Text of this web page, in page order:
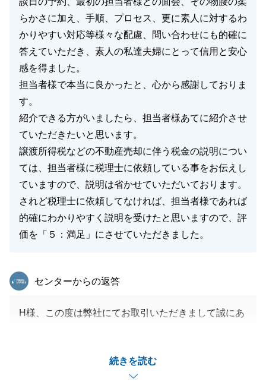
らかさに加え、手順、プロセス、更に素人に対するわ
かりやすい対応等様々な配慮、問い合わせにも的確に
答えていただき、素人の私達夫婦にとって信用と安心
感を得ました。
担当者様で本当に良かったと、心から感謝しておりま
す。
紹介できる方がいましたら、担当者様あてに紹介させ
ていただきたいと思います。
譲渡所得税などの不動産売却に伴う税金の説明につい
ては、担当者様に税理士に依頼している事をお伝えし
ていますので、説明は省かせていただいております。
されど税理士に依頼してなければ、担当者様であれば
的確にわかりやすく説明を受けたと思いますので、評
価を「５：満足」にさせていただきました。
続きを読む
東急リバブル
センターからの返答
H様、この度は弊社にてお取引いただきまして誠にあ
頂戴したお言葉を励みに、より一層精進して参りま